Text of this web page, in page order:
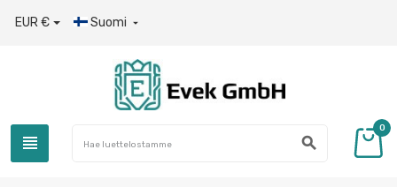
EUR € Suomi 
view_headline search
0